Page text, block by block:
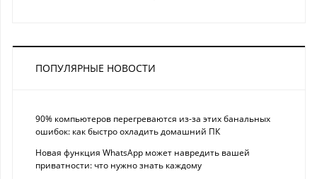
ПОПУЛЯРНЫЕ НОВОСТИ
90% компьютеров перегреваются из-за этих банальных
ошибок: как быстро охладить домашний ПК
Новая функция WhatsApp может навредить вашей
приватности: что нужно знать каждому